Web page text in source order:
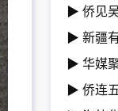
▶ 侨见
▶ 新疆
▶ 华媒
▶ 侨连